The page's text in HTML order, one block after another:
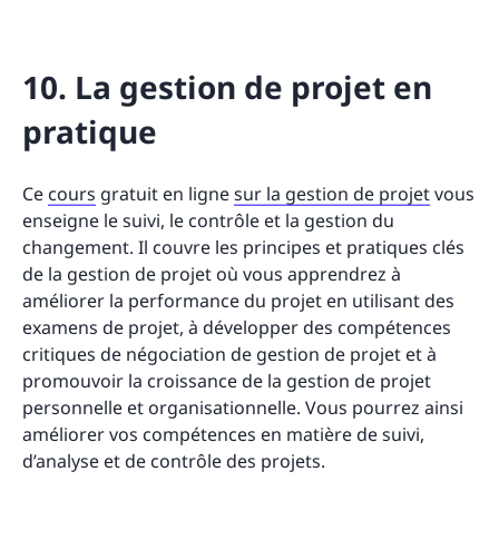
10. La gestion de projet en
pratique
Ce cours gratuit en lignesur la gestion de projetvous
enseigne le suivi, le contrôle et la gestion du
changement. Il couvre les principes et pratiques clés
de la gestion de projet où vous apprendrez à
améliorer la performance du projet en utilisant des
examens de projet, à développer des compétences
critiques de négociation de gestion de projet et à
promouvoir la croissance de la gestion de projet
personnelle et organisationnelle. Vous pourrez ainsi
améliorer vos compétences en matière de suivi,
d’analyse et de contrôle des projets.